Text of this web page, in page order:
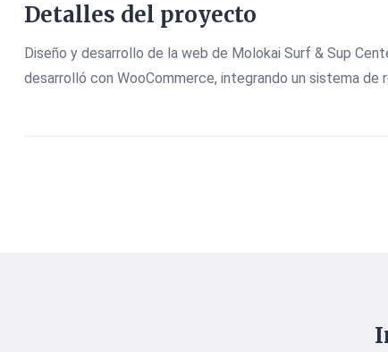
Detalles del proyecto
Diseño y desarrollo de la web de Molokai Surf & Sup
desarrolló con WooCommerce, integrando un sistema